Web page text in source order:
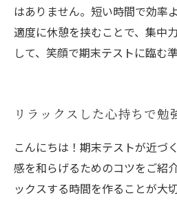
はありません。短い時間で効率
適度に休憩を挟むことで、集中
して、笑顔で期末テストに臨む
リラックスした心持ちで勉
こんにちは！期末テストが近づ
感を和らげるためのコツをご紹
ックスする時間を作ることが大